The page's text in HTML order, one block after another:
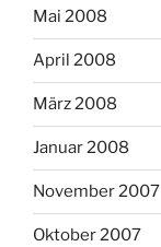
Mai 2008
April 2008
März 2008
Januar 2008
November 2007
Oktober 2007